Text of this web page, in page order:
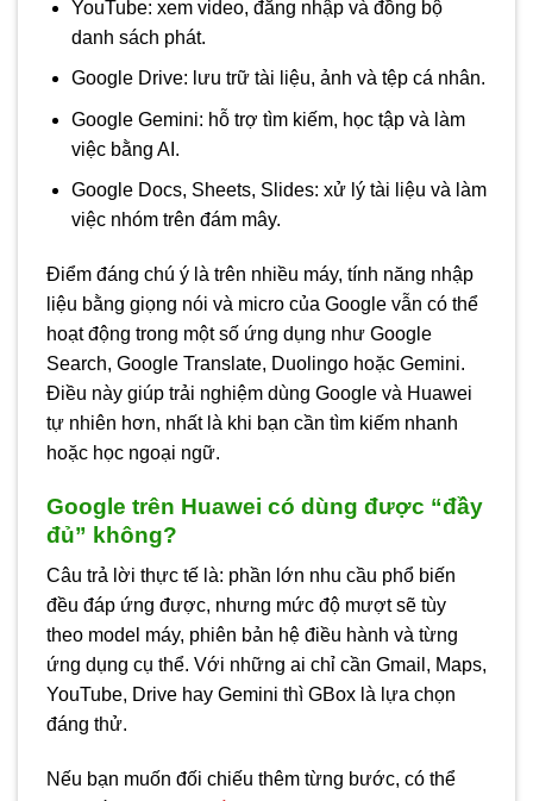
YouTube: xem video, đăng nhập và đồng bộ
danh sách phát.
Google Drive: lưu trữ tài liệu, ảnh và tệp cá nhân.
Google Gemini: hỗ trợ tìm kiếm, học tập và làm
việc bằng AI.
Google Docs, Sheets, Slides: xử lý tài liệu và làm
việc nhóm trên đám mây.
Điểm đáng chú ý là trên nhiều máy, tính năng nhập
liệu bằng giọng nói và micro của Google vẫn có thể
hoạt động trong một số ứng dụng như Google
Search, Google Translate, Duolingo hoặc Gemini.
Điều này giúp trải nghiệm dùng Google và Huawei
tự nhiên hơn, nhất là khi bạn cần tìm kiếm nhanh
hoặc học ngoại ngữ.
Google trên Huawei có dùng được “đầy
đủ” không?
Câu trả lời thực tế là: phần lớn nhu cầu phổ biến
đều đáp ứng được, nhưng mức độ mượt sẽ tùy
theo model máy, phiên bản hệ điều hành và từng
ứng dụng cụ thể. Với những ai chỉ cần Gmail, Maps,
YouTube, Drive hay Gemini thì GBox là lựa chọn
đáng thử.
Nếu bạn muốn đối chiếu thêm từng bước, có thể